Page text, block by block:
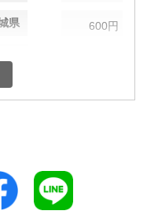
県 600円
県
県